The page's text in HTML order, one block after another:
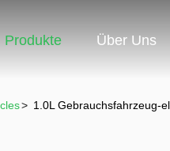
Produkte Über Uns
> 1.0L Gebrauchsfahrzeug-